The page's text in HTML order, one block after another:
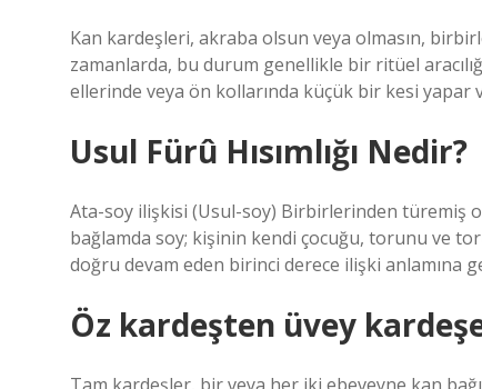
Kan kardeşleri, akraba olsun veya olmasın,
zamanlarda, bu durum genellikle bir ritüel
ellerinde veya ön kollarında küçük bir kesi yapar
Usul Fürû Hısımlığı Nedir?
Ata-soy ilişkisi (Usul-soy) Birbirlerinden türemiş
bağlamda soy; kişinin kendi çocuğu, torunu ve
doğru devam eden birinci derece ilişki anlamına
Öz kardeşten üvey